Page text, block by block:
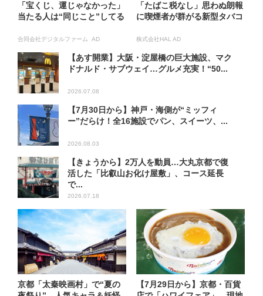
「宝くじ、運じゃなかった」
当たる人は“同じこと”してる
合同会社デジタルファーム AD
「たばこ税なし」思わぬ朗報
に喫煙者が群がる新型タバコ
株式会社HAL AD
【あす開業】大阪・淀屋橋の巨大施設、マク
ドナルド・サブウェイ…グルメ充実！“50...
2026.07.08
【7月30日から】神戸・海側が“ミッフィ
ー”だらけ！全16施設でパン、スイーツ、...
2026.08.03
【きょうから】2万人を動員…大丸京都で復
活した「比叡山お化け屋敷」、コース延長
で...
2026.07.18
京都「太秦映画村」で“夏の
【7月29日から】京都・百貨